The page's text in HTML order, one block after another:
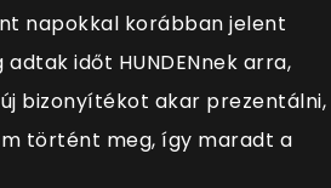
napokkal korábban jelent
időt HUNDENnek arra,
bizonyítékot akar prezentálni,
történt meg, így maradt a